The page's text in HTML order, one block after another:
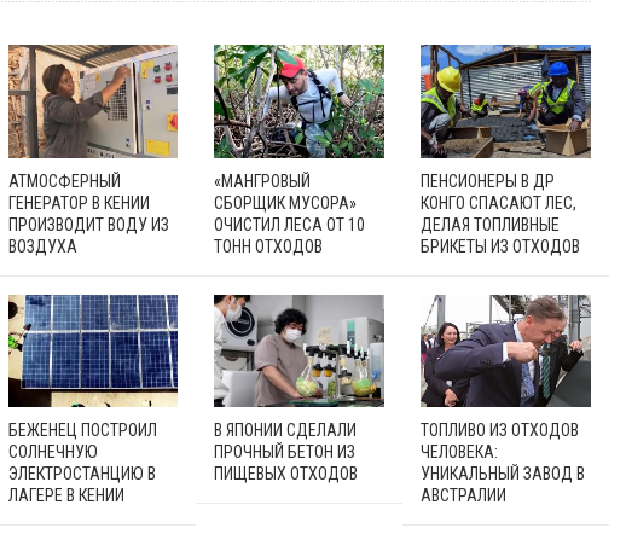
АТМОСФЕРНЫЙ
ГЕНЕРАТОР В КЕНИИ
ПРОИЗВОДИТ ВОДУ ИЗ
ВОЗДУХА
«МАНГРОВЫЙ
СБОРЩИК МУСОРА»
ОЧИСТИЛ ЛЕСА ОТ 10
ТОНН ОТХОДОВ
ПЕНСИОНЕРЫ В ДР
КОНГО СПАСАЮТ ЛЕС,
ДЕЛАЯ ТОПЛИВНЫЕ
БРИКЕТЫ ИЗ ОТХОДОВ
БЕЖЕНЕЦ ПОСТРОИЛ
СОЛНЕЧНУЮ
ЭЛЕКТРОСТАНЦИЮ В
ЛАГЕРЕ В КЕНИИ
В ЯПОНИИ СДЕЛАЛИ
ПРОЧНЫЙ БЕТОН ИЗ
ПИЩЕВЫХ ОТХОДОВ
ТОПЛИВО ИЗ ОТХОДОВ
ЧЕЛОВЕКА:
УНИКАЛЬНЫЙ ЗАВОД В
АВСТРАЛИИ